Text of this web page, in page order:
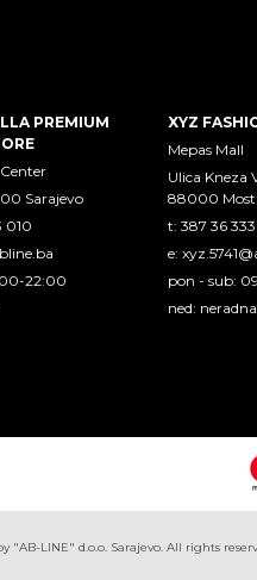
PREMIUM
Sarajevo
010
22:00
XYZ
Mepas Mall
Ulica Kneza
88000
t: 387 36 333
e:
pon - sub:
ned: neradna
"AB-LINE" d.o.o. Sarajevo. All rights